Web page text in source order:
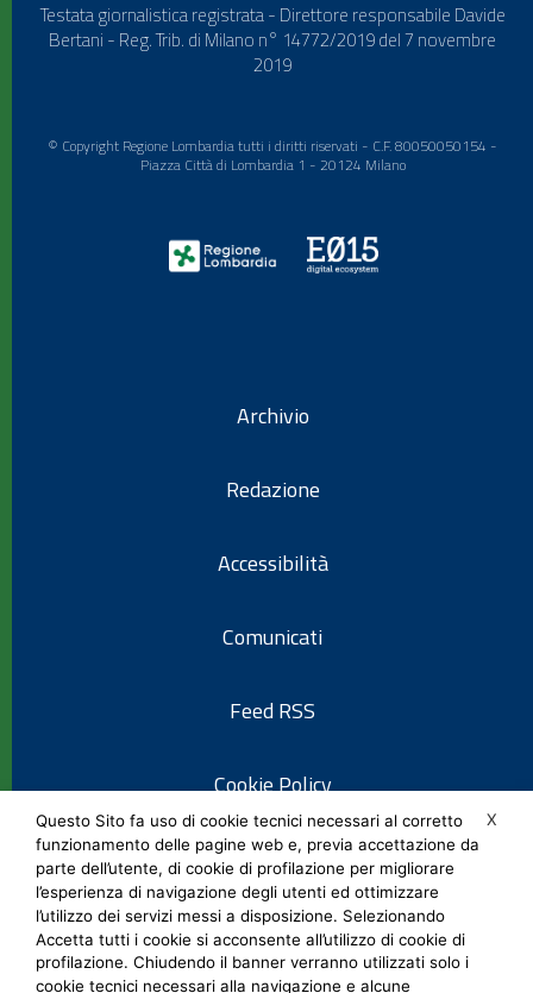
Testata giornalistica registrata - Direttore responsabile Davide
Bertani - Reg. Trib. di Milano n° 14772/2019 del 7 novembre
2019
© Copyright Regione Lombardia tutti i diritti riservati - C.F. 80050050154 -
Piazza Città di Lombardia 1 - 20124 Milano
Archivio
Redazione
Accessibilità
Comunicati
Feed RSS
Cookie Policy
Informativa privacy
Note legali
X
Questo Sito fa uso di cookie tecnici necessari al corretto
funzionamento delle pagine web e, previa accettazione da
parte dell’utente, di cookie di profilazione per migliorare
l’esperienza di navigazione degli utenti ed ottimizzare
l’utilizzo dei servizi messi a disposizione. Selezionando
Accetta tutti i cookie si acconsente all’utilizzo di cookie di
profilazione. Chiudendo il banner verranno utilizzati solo i
cookie tecnici necessari alla navigazione e alcune